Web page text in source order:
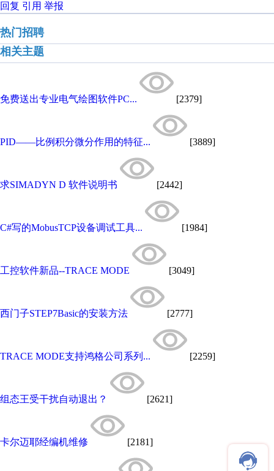
回复 引用 举报
热门招聘
相关主题
免费送出专业电气绘图软件PC... [2379]
PID——比例积分微分作用的特征... [3889]
求SIMADYN D 软件说明书 [2442]
C#写的MobusTCP设备调试工具... [1984]
工控软件新品--TRACE MODE [3049]
西门子STEP7Basic的安装方法 [2777]
TRACE MODE支持鸿格公司系列... [2259]
组态王受干扰自动退出？ [2621]
卡尔迈耶经编机维修 [2181]